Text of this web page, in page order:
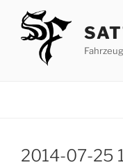
Inhalt
springen
2014-07-25